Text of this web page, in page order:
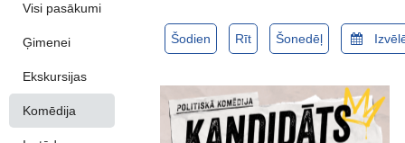
Visi pasākumi
Ģimenei
Ekskursijas
Komēdija
Šodien Rīt Šonedēļ